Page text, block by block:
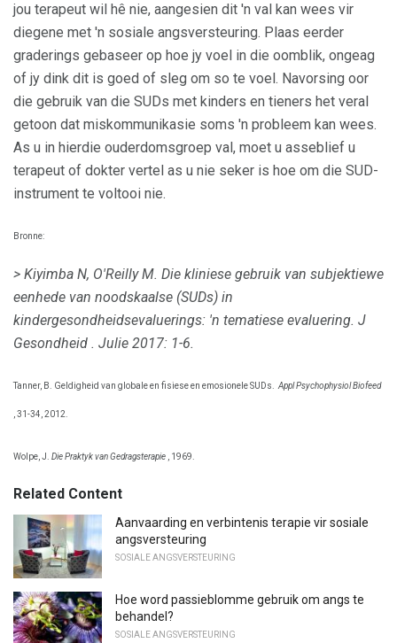
jou terapeut wil hê nie, aangesien dit 'n val kan wees vir
diegene met 'n sosiale angsversteuring. Plaas eerder
graderings gebaseer op hoe jy voel in die oomblik, ongeag
of jy dink dit is goed of sleg om so te voel. Navorsing oor
die gebruik van die SUDs met kinders en tieners het veral
getoon dat miskommunikasie soms 'n probleem kan wees.
As u in hierdie ouderdomsgroep val, moet u asseblief u
terapeut of dokter vertel as u nie seker is hoe om die SUD-
instrument te voltooi nie.
Bronne:
> Kiyimba N, O'Reilly M. Die kliniese gebruik van subjektiewe
eenhede van noodskaalse (SUDs) in
kindergesondheidsevaluerings: 'n tematiese evaluering. J
Gesondheid . Julie 2017: 1-6.
Tanner, B. Geldigheid van globale en fisiese en emosionele SUDs. Appl Psychophysiol Biofeed
, 31-34, 2012.
Wolpe, J. Die Praktyk van Gedragsterapie , 1969.
Related Content
Aanvaarding en verbintenis terapie vir sosiale
angsversteuring
SOSIALE ANGSVERSTEURING
Hoe word passieblomme gebruik om angs te
behandel?
SOSIALE ANGSVERSTEURING